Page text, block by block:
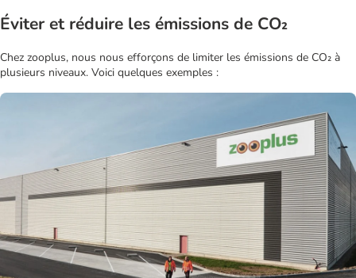
Éviter et réduire les émissions de CO₂
Chez zooplus, nous nous efforçons de limiter les émissions de CO₂ à
plusieurs niveaux. Voici quelques exemples :